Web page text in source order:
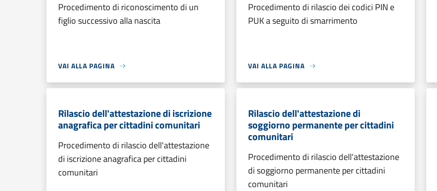
Procedimento di riconoscimento di un
figlio successivo alla nascita
VAI ALLA PAGINA
Procedimento di rilascio dei codici PIN e
PUK a seguito di smarrimento
VAI ALLA PAGINA
Rilascio dell'attestazione di iscrizione
anagrafica per cittadini comunitari
Procedimento di rilascio dell'attestazione
di iscrizione anagrafica per cittadini
comunitari
Rilascio dell'attestazione di
soggiorno permanente per cittadini
comunitari
Procedimento di rilascio dell'attestazione
di soggiorno permanente per cittadini
comunitari